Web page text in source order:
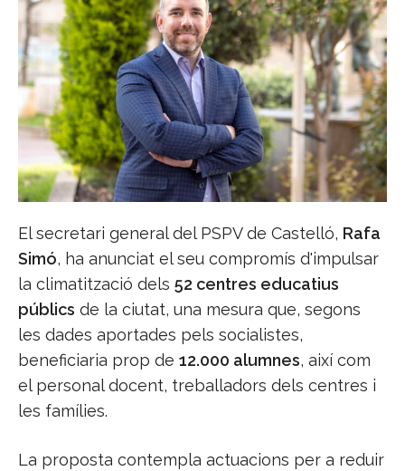
El secretari general del PSPV de Castelló, Rafa
Simó, ha anunciat el seu compromís d'impulsar
la climatització dels 52 centres educatius
públics de la ciutat, una mesura que, segons
les dades aportades pels socialistes,
beneficiaria prop de 12.000 alumnes, així com
el personal docent, treballadors dels centres i
les famílies.
La proposta contempla actuacions per a reduir